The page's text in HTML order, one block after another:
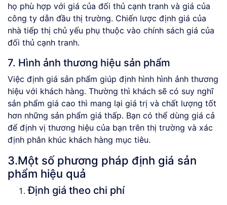
họ phù hợp với giá của đối thủ cạnh tranh và giá của
công ty dẫn đầu thị trường. Chiến lược định giá của
nhà tiếp thị chủ yếu phụ thuộc vào chính sách giá của
đối thủ cạnh tranh.
7. Hình ảnh thương hiệu sản phẩm
Việc định giá sản phẩm giúp định hình hình ảnh thương
hiệu với khách hàng. Thường thì khách sẽ có suy nghĩ
sản phẩm giá cao thì mang lại giá trị và chất lượng tốt
hơn những sản phẩm giá thấp. Bạn có thể dùng giá cả
để định vị thương hiệu của bạn trên thị trường và xác
định phân khúc khách hàng mục tiêu.
3.Một số phương pháp định giá sản
phẩm hiệu quả
Định giá theo chi phí